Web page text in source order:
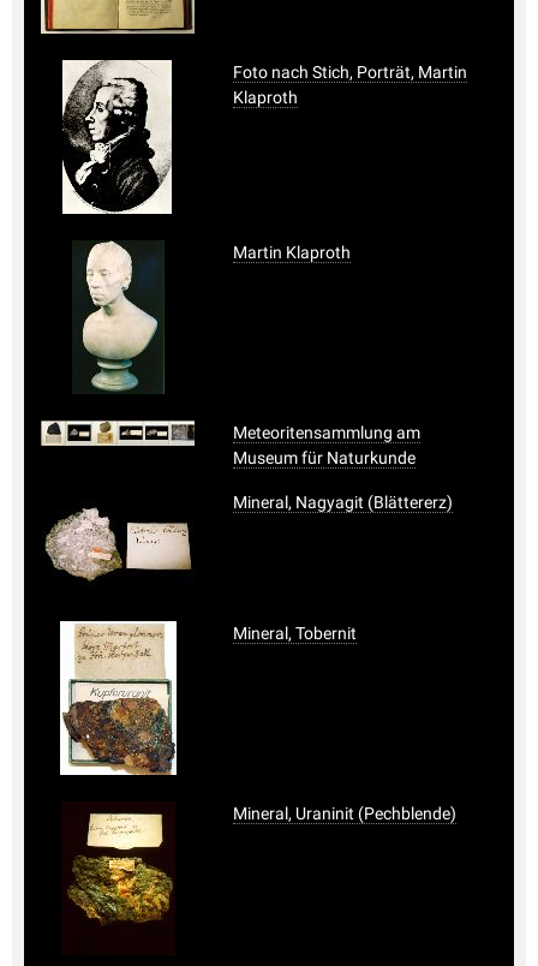
Foto nach Stich, Porträt, Martin
Klaproth
Martin Klaproth
Meteoritensammlung am
Museum für Naturkunde
Mineral, Nagyagit (Blättererz)
Mineral, Tobernit
Mineral, Uraninit (Pechblende)